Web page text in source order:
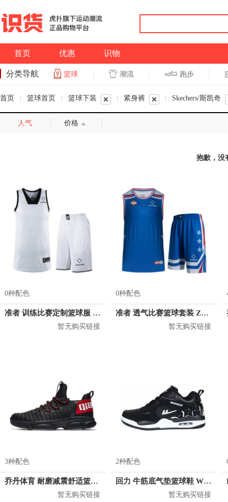
首页 优惠 识物
分类导航 篮球 潮流 跑步
首页 篮球首页 篮球下装 紧身裤 Skechers/斯凯奇
人气 价格
抱歉，没
0种配色
准者 训练比赛定制篮球服 Z17110105
暂无购买链接
0种配色
准者 透气比赛篮球套装 Z118210177
暂无购买链接
3种配色
乔丹体育 耐磨减震舒适篮球鞋 XM4580106
暂无购买链接
2种配色
回力 牛筋底气垫篮球鞋 WL-3547
暂无购买链接